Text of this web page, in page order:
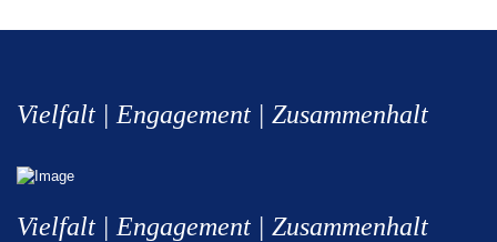
Vielfalt | Engagement | Zusammenhalt
Vielfalt | Engagement | Zusammenhalt